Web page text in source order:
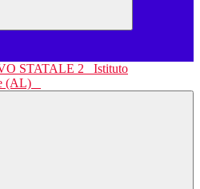
Istituto
(AL)